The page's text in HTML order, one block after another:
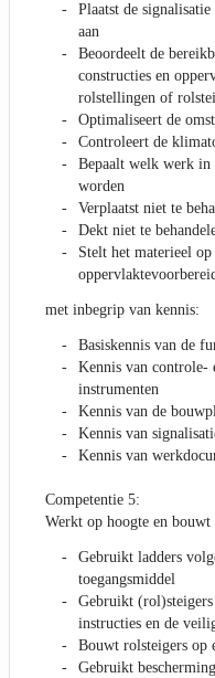
Plaatst de
aan
Beoordeelt de
constructies en
rolstellingen of
Optimaliseert de
Controleert de
Bepaalt welk werk in
worden
Verplaatst niet te
Dekt niet te
Stelt het materieel
met inbegrip van kennis:
Basiskennis van de
Kennis van controle-
instrumenten
Kennis van de
Kennis van
Kennis van
Competentie 5:
Werkt op hoogte en bouwt
Gebruikt ladders
toegangsmiddel
Gebruikt
instructies en de
Bouwt rolsteigers op
Gebruikt